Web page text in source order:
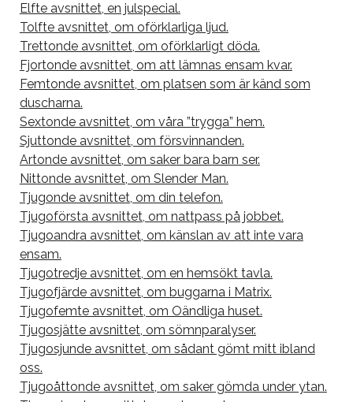
Elfte avsnittet, en julspecial.
Tolfte avsnittet, om oförklarliga ljud.
Trettonde avsnittet, om oförklarligt döda.
Fjortonde avsnittet, om att lämnas ensam kvar.
Femtonde avsnittet, om platsen som är känd som
duscharna.
Sextonde avsnittet, om våra ”trygga” hem.
Sjuttonde avsnittet, om försvinnanden.
Artonde avsnittet, om saker bara barn ser.
Nittonde avsnittet, om Slender Man.
Tjugonde avsnittet, om din telefon.
Tjugoförsta avsnittet, om nattpass på jobbet.
Tjugoandra avsnittet, om känslan av att inte vara
ensam.
Tjugotredje avsnittet, om en hemsökt tavla.
Tjugofjärde avsnittet, om buggarna i Matrix.
Tjugofemte avsnittet, om Oändliga huset.
Tjugosjätte avsnittet, om sömnparalyser.
Tjugosjunde avsnittet, om sådant gömt mitt ibland
oss.
Tjugoåttonde avsnittet, om saker gömda under ytan.